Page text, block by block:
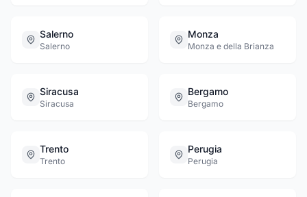
Salerno
Salerno
Monza
Monza e della Brianza
Siracusa
Siracusa
Bergamo
Bergamo
Trento
Trento
Perugia
Perugia